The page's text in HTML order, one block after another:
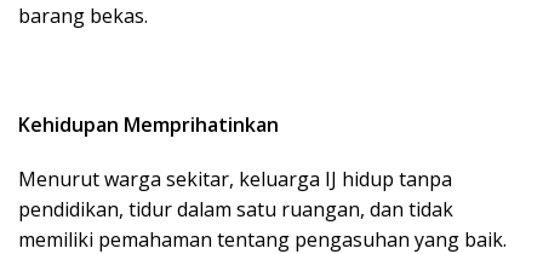
barang bekas.
Kehidupan Memprihatinkan
Menurut warga sekitar, keluarga IJ hidup tanpa
pendidikan, tidur dalam satu ruangan, dan tidak
memiliki pemahaman tentang pengasuhan yang baik.